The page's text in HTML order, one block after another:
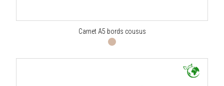
Carnet A5 bords cousus